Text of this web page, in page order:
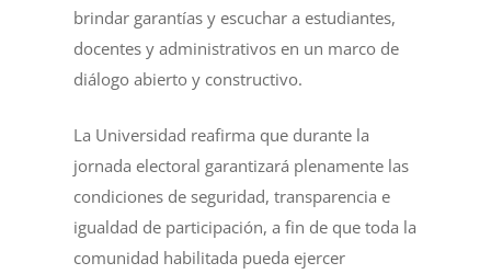
brindar garantías y escuchar a estudiantes,
docentes y administrativos en un marco de
diálogo abierto y constructivo.
La Universidad reafirma que durante la
jornada electoral garantizará plenamente las
condiciones de seguridad, transparencia e
igualdad de participación, a fin de que toda la
comunidad habilitada pueda ejercer